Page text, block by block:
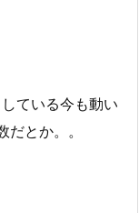
ている今も動い
とか。。